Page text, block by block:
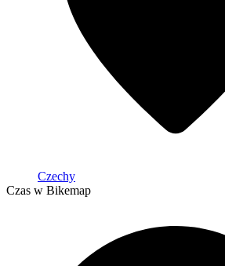
Czechy
Czas w Bikemap